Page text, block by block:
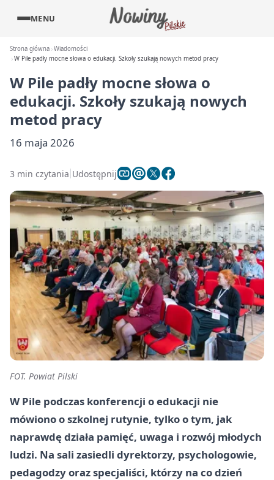
MENU
Strona główna Wiadomości
W Pile padły mocne słowa o edukacji. Szkoły szukają nowych metod pracy
W Pile padły mocne słowa o
edukacji. Szkoły szukają nowych
metod pracy
16 maja 2026
3 min czytania Udostępnij
FOT. Powiat Pilski
W Pile podczas konferencji o edukacji nie
mówiono o szkolnej rutynie, tylko o tym, jak
naprawdę działa pamięć, uwaga i rozwój młodych
ludzi. Na sali zasiedli dyrektorzy, psychologowie,
pedagodzy oraz specjaliści, którzy na co dzień